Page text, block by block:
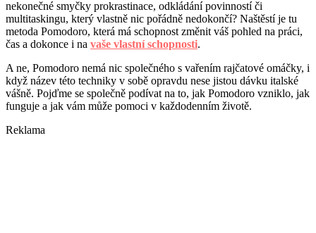
nekonečné smyčky prokrastinace, odkládání povinností či
multitaskingu, který vlastně nic pořádně nedokončí? Naštěstí je tu
metoda Pomodoro, která má schopnost změnit váš pohled na práci,
čas a dokonce i na vaše vlastní schopnosti.
A ne, Pomodoro nemá nic společného s vařením rajčatové omáčky, i
když název této techniky v sobě opravdu nese jistou dávku italské
vášně. Pojďme se společně podívat na to, jak Pomodoro vzniklo, jak
funguje a jak vám může pomoci v každodenním životě.
Reklama